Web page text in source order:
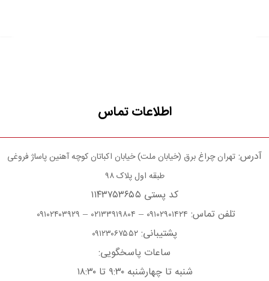
اطلاعات تماس
آدرس: تهران چراغ برق (خیابان ملت) خیابان اکباتان کوچه آهنین پاساژ فروغی
طبقه اول پلاک ۹۸
کد پستی ۱۱۴۳۷۵۳۶۵۵
تلفن تماس: ۰۹۱۰۲۹۰۱۴۲۴ – ۰۲۱۳۳۹۱۹۸۰۴ – ۰۹۱۰۲۴۰۳۹۲۹
پشتیبانی: ۰۹۱۲۳۰۶۷۵۵۲
ساعات پاسخگویی:
شنبه تا چهارشنبه ۹:۳۰ تا ۱۸:۳۰